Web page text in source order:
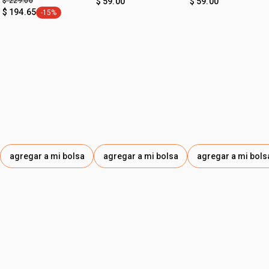
$ 194.65 etiqueta -15%
-15%
agregar a mi bolsa agregar a mi bolsa agregar a mi